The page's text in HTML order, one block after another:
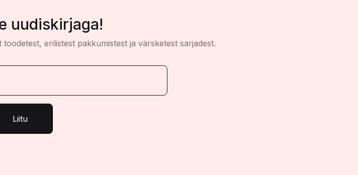
uudiskirjaga!
erilistest pakkumistest ja värsketest sarjadest.
Liitu